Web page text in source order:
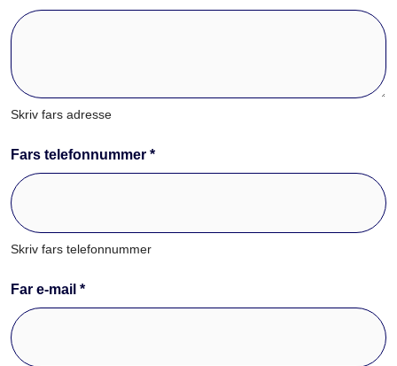
Skriv fars adresse
Fars telefonnummer *
Skriv fars telefonnummer
Far e-mail *